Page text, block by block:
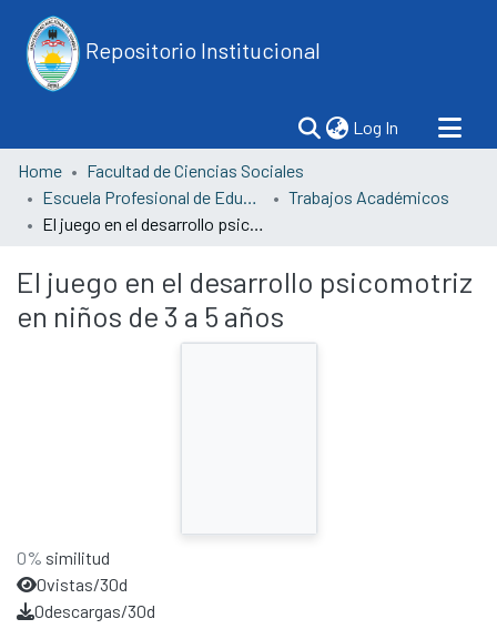
Repositorio Institucional
Log In (current)
Home
Facultad de Ciencias Sociales
Escuela Profesional de Educación
Trabajos Académicos
El juego en el desarrollo psicomotriz en niños de 3 a 5 años
El juego en el desarrollo psicomotriz
en niños de 3 a 5 años
0% similitud
0vistas/30d
0descargas/30d